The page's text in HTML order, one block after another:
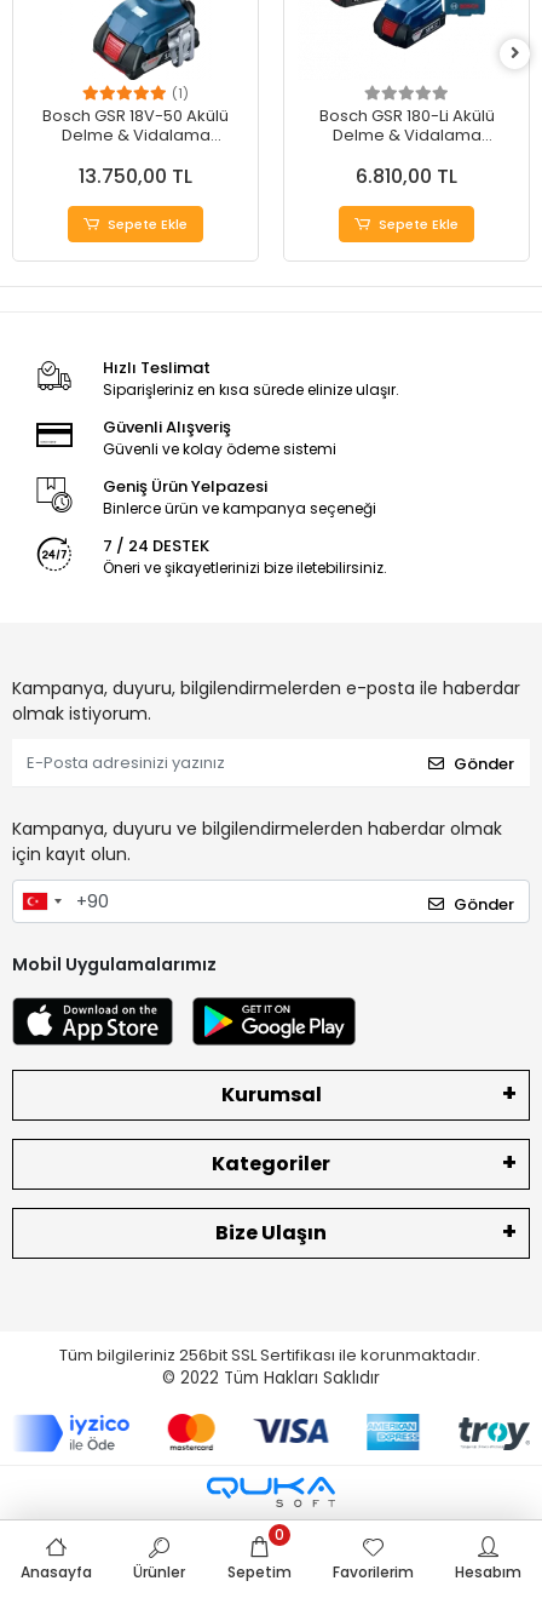
(1)
Bosch GSR 18V-50 Akülü
Delme & Vidalama
Performans
13.750,00 TL
Sepete Ekle
Bosch GSR 180-Li Akülü
Delme & Vidalama
6.810,00 TL
Sepete Ekle
Hızlı Teslimat
Siparişleriniz en kısa sürede elinize ulaşır.
Güvenli Alışveriş
Güvenli ve kolay ödeme sistemi
Geniş Ürün Yelpazesi
Binlerce ürün ve kampanya seçeneği
7 / 24 DESTEK
Öneri ve şikayetlerinizi bize iletebilirsiniz.
Kampanya, duyuru, bilgilendirmelerden e-posta ile haberdar
olmak istiyorum.
Gönder
Kampanya, duyuru ve bilgilendirmelerden haberdar olmak
için kayıt olun.
Gönder
Mobil Uygulamalarımız
Kurumsal
Kategoriler
Bize Ulaşın
Tüm bilgileriniz 256bit SSL Sertifikası ile korunmaktadır.
© 2022 Tüm Hakları Saklıdır
Anasayfa Ürünler Sepetim
0
Favorilerim
Hesabım